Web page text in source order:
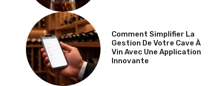
Comment Simplifier La
Gestion De Votre Cave À
Vin Avec Une Application
Innovante